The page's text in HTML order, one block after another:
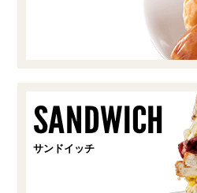
SANDWICH
サンドイッチ